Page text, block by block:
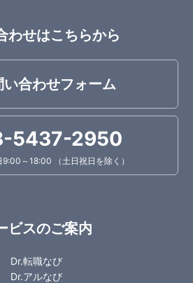
わせはこちらから
い合わせフォーム
5437-2950
～18:00 （土日祝日を除く）
ビスのご案内
Dr.転職なび
Dr.アルなび